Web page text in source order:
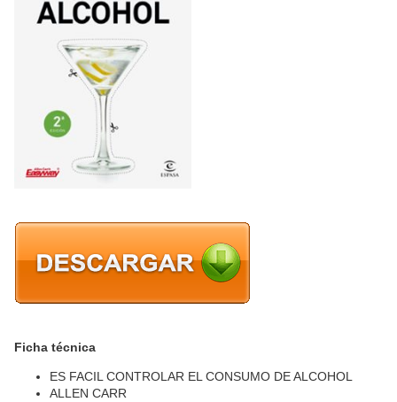
Ficha técnica
ES FACIL CONTROLAR EL CONSUMO DE ALCOHOL
ALLEN CARR